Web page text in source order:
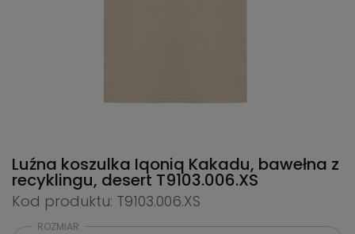
Luźna koszulka Iqoniq Kakadu, bawełna z
recyklingu, desert T9103.006.XS
Kod produktu: T9103.006.XS
ROZMIAR